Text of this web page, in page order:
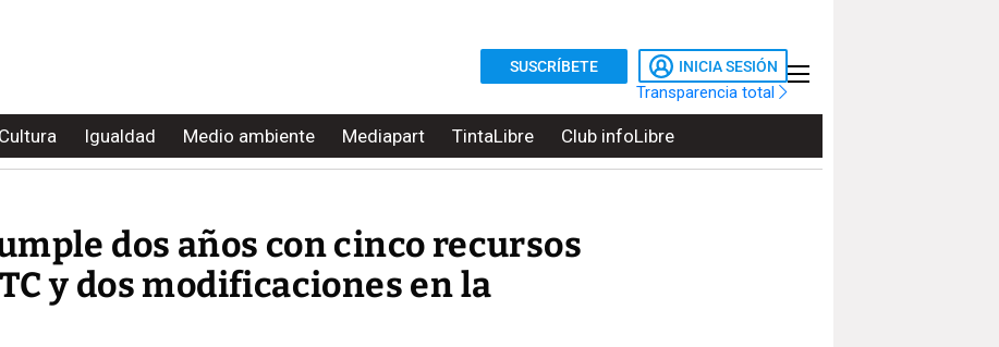
SUSCRÍBETE INICIA SESIÓN
Transparencia total
Cultura Igualdad Medio ambiente Mediapart TintaLibre Club infoLibre
dos años con cinco recursos
y dos modificaciones en la